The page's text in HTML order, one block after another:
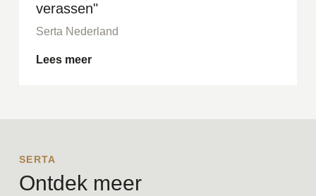
verassen"
Serta Nederland
Lees meer
Ontdek meer
SERTA